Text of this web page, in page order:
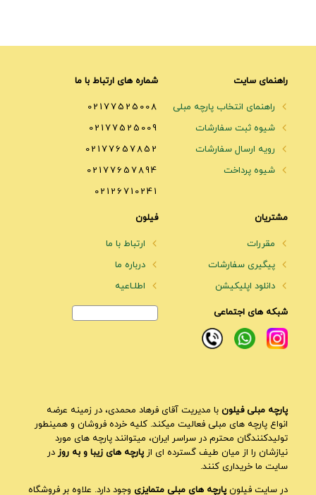
راهنمای سایت
راهنمای انتخاب پارچه مبلی
شیوه ثبت سفارشات
رویه ارسال سفارشات
شیوه پرداخت
شماره های ارتباط با ما
02177525008
02177525009
02177657852
02177657894
02126710241
مشتریان
مقررات
پیگیری سفارشات
دانلود اپلیکیشن
فیلون
ارتباط با ما
درباره ما
اطلـاعیه
شبکه های اجتماعی
پارچه مبلی فیلون با مدیریت آقای فرهاد محمدی، در زمینه عرضه
انواع پارچه های مبلی فعالیت میکند. کلیه خرده فروشان و همینطور
تولیدکنندگان محترم در سراسر ایران، میتوانند پارچه های مورد
نیازشان را از میان طیف گسترده ای ازپارچه های زیبا و به روز در
سایت ما خریداری کنند.
در سایت فیلونپارچه های مبلی متمایزی وجود دارد. علاوه بر فروشگاه